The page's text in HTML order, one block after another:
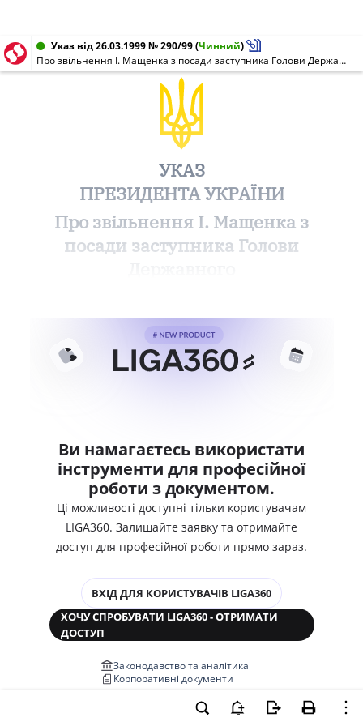
Указ від 26.03.1999 № 290/99(Чинний)
Про звільнення І. Мащенка з посади заступника Голови Державного комітету телебачення і радіомовлення України
УКАЗ
ПРЕЗИДЕНТА УКРАЇНИ
Про звільнення І. Мащенка з
посади заступника Голови
Ви намагаєтесь використати
інструменти для професійної
роботи з документом.
Ці можливості доступні тільки користувачам
LIGA360. Залишайте заявку та отримайте
доступ для професійної роботи прямо зараз.
ВХІД ДЛЯ КОРИСТУВАЧІВ LIGA360
ХОЧУ СПРОБУВАТИ LIGA360 - ОТРИМАТИ
ДОСТУП
Законодавство та аналітика
Корпоративні документи
Медіааналіз та репутація